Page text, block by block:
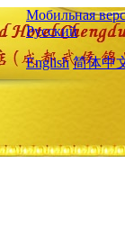
Мобильная
Русский
English 简体中